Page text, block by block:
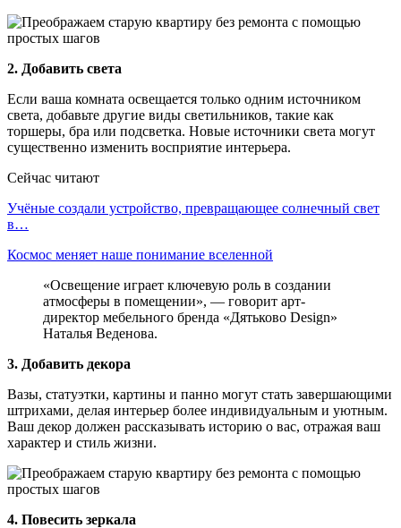
2. Добавить света
Если ваша комната освещается только одним источником
света, добавьте другие виды светильников, такие как
торшеры, бра или подсветка. Новые источники света могут
существенно изменить восприятие интерьера.
Сейчас читают
Учёные создали устройство, превращающее солнечный свет
в…
Космос меняет наше понимание вселенной
«Освещение играет ключевую роль в создании
атмосферы в помещении», — говорит арт-
директор мебельного бренда «Дятьково Design»
Наталья Веденова.
3. Добавить декора
Вазы, статуэтки, картины и панно могут стать завершающими
штрихами, делая интерьер более индивидуальным и уютным.
Ваш декор должен рассказывать историю о вас, отражая ваш
характер и стиль жизни.
4. Повесить зеркала